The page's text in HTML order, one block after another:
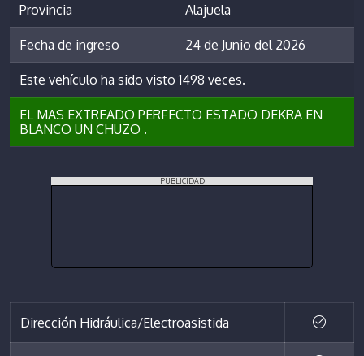
Provincia Alajuela
Fecha de ingreso 24 de Junio del 2026
Este vehículo ha sido visto 1498 veces.
EL MAS EXTREADO PERFECTO ESTADO DEKRA EN
BLANCO UN CHUZO .
PUBLICIDAD
Dirección Hidráulica/Electroasistida